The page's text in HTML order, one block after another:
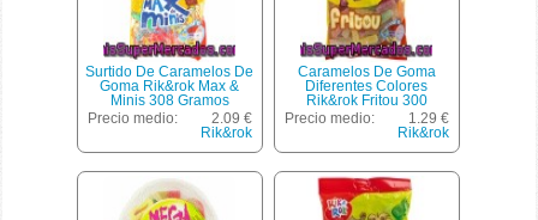
Surtido De Caramelos De
Goma Rik&rok Max &
Minis 308 Gramos
Precio medio:
2.09 €
Rik&rok
Caramelos De Goma
Diferentes Colores
Rik&rok Fritou 300
Gramos
Precio medio:
1.29 €
Rik&rok